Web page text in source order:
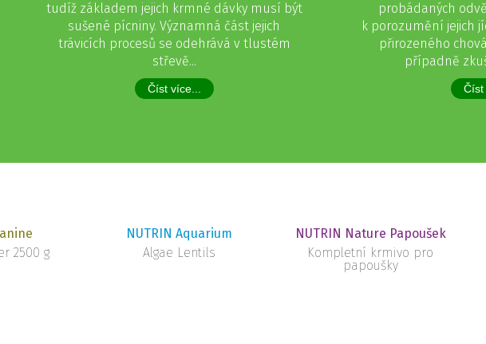
tudíž základem jejich krmné dávky musí být
sušené pícniny. Významná část jejich
trávicích procesů se odehrává v tlustém
střevě...
Číst více...
probádaných
k porozumění jejich
přirozeného
případně
Číst
2500 g
NUTRIN Aquarium
Algae Lentils
NUTRIN Nature Papoušek
Kompletní krmivo pro
papoušky